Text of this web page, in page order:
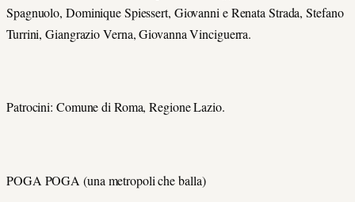
Spagnuolo, Dominique Spiessert, Giovanni e Renata Strada, Stefano
Turrini, Giangrazio Verna, Giovanna Vinciguerra.
Patrocini: Comune di Roma, Regione Lazio.
POGA POGA (una metropoli che balla)